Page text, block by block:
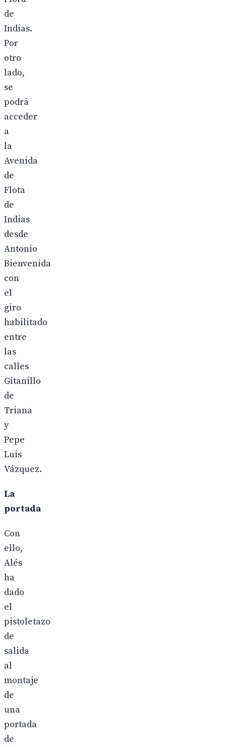
de
Indias.
Por
otro
lado,
se
podrá
acceder
a
la
Avenida
de
Flota
de
Indias
desde
Antonio
Bienvenida
con
el
giro
habilitado
entre
las
calles
Gitanillo
de
Triana
y
Pepe
Luis
Vázquez.
La
portada
Con
ello,
Alés
ha
dado
el
pistoletazo
de
salida
al
montaje
de
una
portada
de